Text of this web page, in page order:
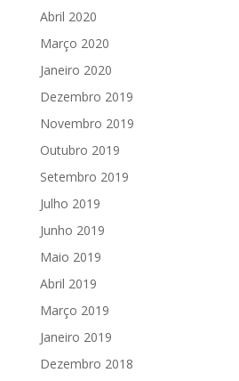
Abril 2020
Março 2020
Janeiro 2020
Dezembro 2019
Novembro 2019
Outubro 2019
Setembro 2019
Julho 2019
Junho 2019
Maio 2019
Abril 2019
Março 2019
Janeiro 2019
Dezembro 2018